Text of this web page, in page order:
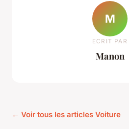
M
ECRIT PAR
Manon
← Voir tous les articles Voiture